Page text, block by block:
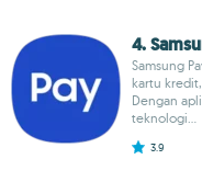
4.
Samsung
kartu
Dengan
teknologi...
3.9